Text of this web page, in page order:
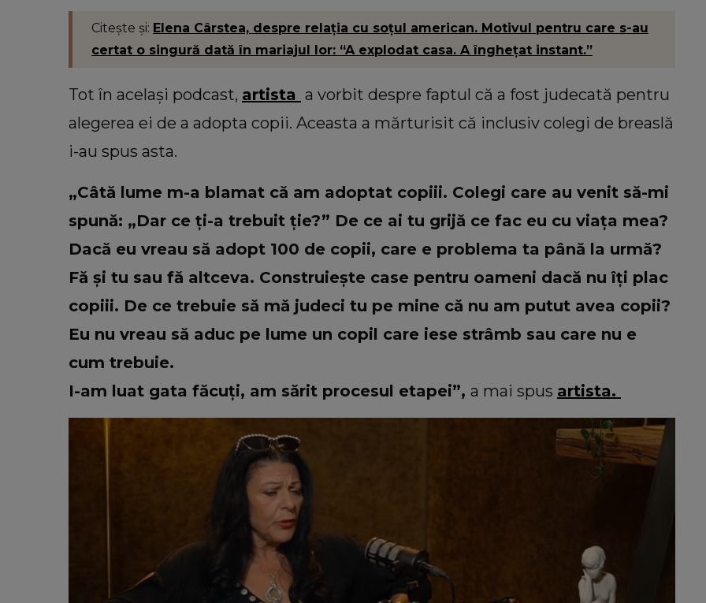
Citește și: Elena Cârstea, despre relația cu soțul american. Motivul pentru care s-au
certat o singură dată în mariajul lor: “A explodat casa. A înghețat instant.”
Tot în același podcast, artista a vorbit despre faptul că a fost judecată pentru
alegerea ei de a adopta copii. Aceasta a mărturisit că inclusiv colegi de breaslă
i-au spus asta.
„Câtă lume m-a blamat că am adoptat copiii. Colegi care au venit să-mi
spună: „Dar ce ți-a trebuit ție?” De ce ai tu grijă ce fac eu cu viața mea?
Dacă eu vreau să adopt 100 de copii, care e problema ta până la urmă?
Fă și tu sau fă altceva. Construiește case pentru oameni dacă nu îți plac
copiii. De ce trebuie să mă judeci tu pe mine că nu am putut avea copii?
Eu nu vreau să aduc pe lume un copil care iese strâmb sau care nu e
cum trebuie.
I-am luat gata făcuți, am sărit procesul etapei”, a mai spus artista.